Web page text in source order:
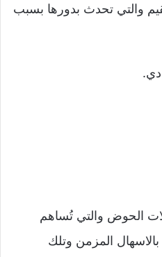
والتي تحدث بدورها بسبب
الحوض والتي تُساهم
المزمن وتلك